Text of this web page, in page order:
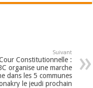
Suivant
Constitutionnelle :
organise une marche
dans les 5 communes
le jeudi prochain